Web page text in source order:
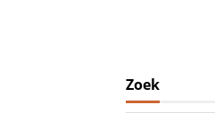
Zoek